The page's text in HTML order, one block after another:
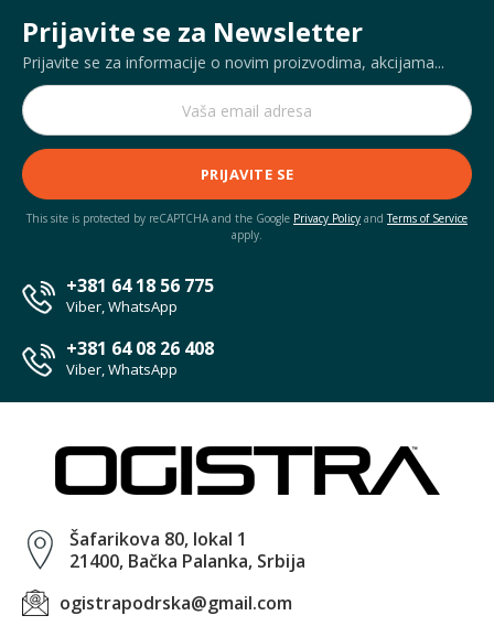
Prijavite se za Newsletter
Prijavite se za informacije o novim proizvodima, akcijama...
PRIJAVITE SE
This site is protected by reCAPTCHA and the Google Privacy Policy andTerms of Service
apply.
+381 64 18 56 775
Viber, WhatsApp
+381 64 08 26 408
Viber, WhatsApp
Šafarikova 80, lokal 1
21400, Bačka Palanka, Srbija
ogistrapodrska@gmail.com